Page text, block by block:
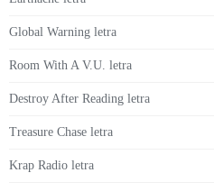
Global Warning letra
Room With A V.U. letra
Destroy After Reading letra
Treasure Chase letra
Krap Radio letra